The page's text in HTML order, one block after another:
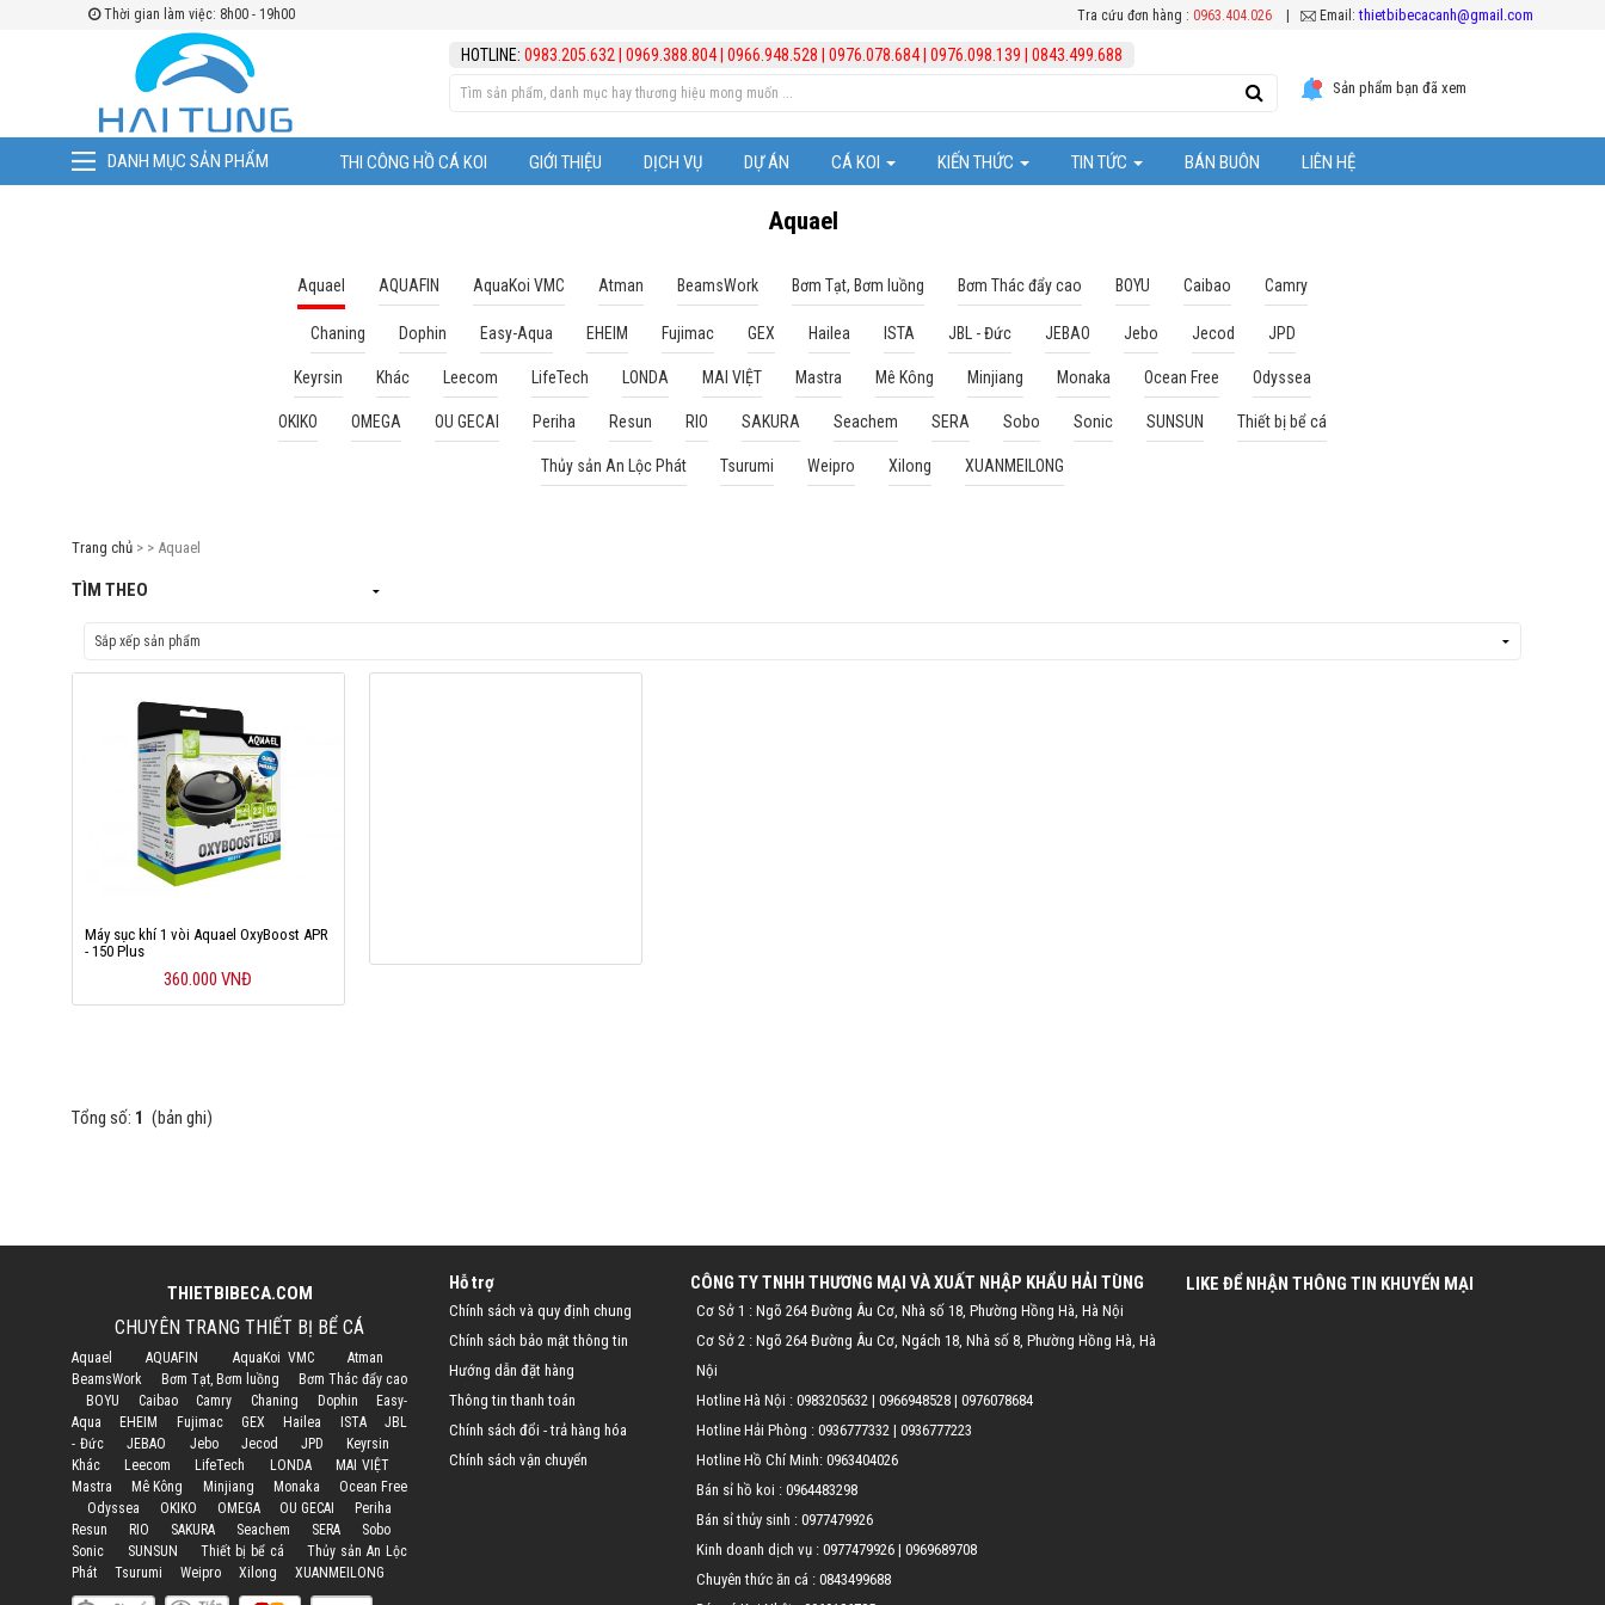
Thời gian làm việc: 8h00 - 19h00 Tra cứu đơn hàng : 0963.404.026 Email:thietbibecacanh@gmail.com
Sản phẩm bạn đã xem
HOTLINE:0983.205.632 |0969.388.804|0966.948.528 |0976.078.684|0976.098.139 |0843.499.688
DANH MỤC SẢN PHẨM THI CÔNG HỒ CÁ KOI GIỚI THIỆU DỊCH VỤ DỰ ÁN CÁ KOI
Cá Koi Nhật Bản
KIẾN THỨC
Video hướng dẫn lắp đặt thiết bị bể cá
Quản lý và xử lý nước bể cả
Trị bệnh cho cá
TIN TỨC
Khuyến mại
BÁN BUÔN LIÊN HỆ
Aquael
Aquael AQUAFIN AquaKoi VMC Atman BeamsWork Bơm Tạt, Bơm luồng Bơm Thác đẩy cao BOYU Caibao Camry
Chaning Dophin Easy-Aqua EHEIM Fujimac GEX Hailea ISTA JBL - Đức JEBAO Jebo Jecod JPD
Keyrsin Khác Leecom LifeTech LONDA MAI VIỆT Mastra Mê Kông Minjiang Monaka Ocean Free Odyssea
OKIKO OMEGA OU GECAI Periha Resun RIO SAKURA Seachem SERA Sobo Sonic SUNSUN Thiết bị bể cá
Thủy sản An Lộc Phát Tsurumi Weipro Xilong XUANMEILONG
Trang chủ > > Aquael
TÌM THEO
Máy sục khí 1 vòi Aquael OxyBoost APR
- 150 Plus
360.000 VNĐ
Tổng số: 1 (bản ghi)
THIETBIBECA.COM
CHUYÊN TRANG THIẾT BỊ BỂ CÁ
Aquael AQUAFIN AquaKoi VMC
Atman
BeamsWork
Bơm Tạt, Bơm luồng
Bơm Thác đẩy cao
BOYU
Caibao Camry Chaning Dophin
Easy-
Aqua
EHEIM Fujimac GEX Hailea ISTA
JBL
- Đức
JEBAO Jebo Jecod JPD
Keyrsin
Khác
Leecom LifeTech LONDA
MAI VIỆT
Mastra
Mê Kông Minjiang Monaka
Ocean Free
Odyssea
OKIKO OMEGA OU GECAI
Periha
Resun
RIO SAKURA Seachem SERA
Sobo
Sonic
SUNSUN Thiết bị bể cá
Thủy sản An Lộc
Phát
Tsurumi Weipro Xilong XUANMEILONG
Hỗ trợ
Chính sách và quy định chung
Chính sách bảo mật thông tin
Hướng dẫn đặt hàng
Thông tin thanh toán
Chính sách đổi - trả hàng hóa
Chính sách vận chuyển
CÔNG TY TNHH THƯƠNG MẠI VÀ XUẤT NHẬP KHẨU HẢI TÙNG
Cơ Sở 1 : Ngõ 264 Đường Âu Cơ, Nhà số 18, Phường Hồng Hà, Hà Nội
Cơ Sở 2 : Ngõ 264 Đường Âu Cơ, Ngách 18, Nhà số 8, Phường Hồng Hà, Hà
Nội
Hotline Hà Nội :0983205632 |0966948528 |0976078684
Hotline Hải Phòng :0936777332 |0936777223
Hotline Hồ Chí Minh:0963404026
Bán sỉ hồ koi :0964483298
Bán sỉ thủy sinh :0977479926
Kinh doanh dịch vụ :0977479926 |0969689708
Chuyên thức ăn cá :0843499688
LIKE ĐỂ NHẬN THÔNG TIN KHUYẾN MẠI